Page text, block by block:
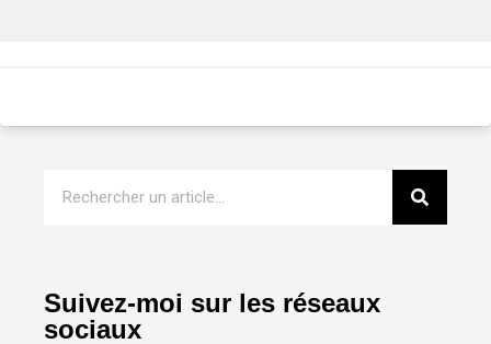
Suivez-moi sur les réseaux
sociaux